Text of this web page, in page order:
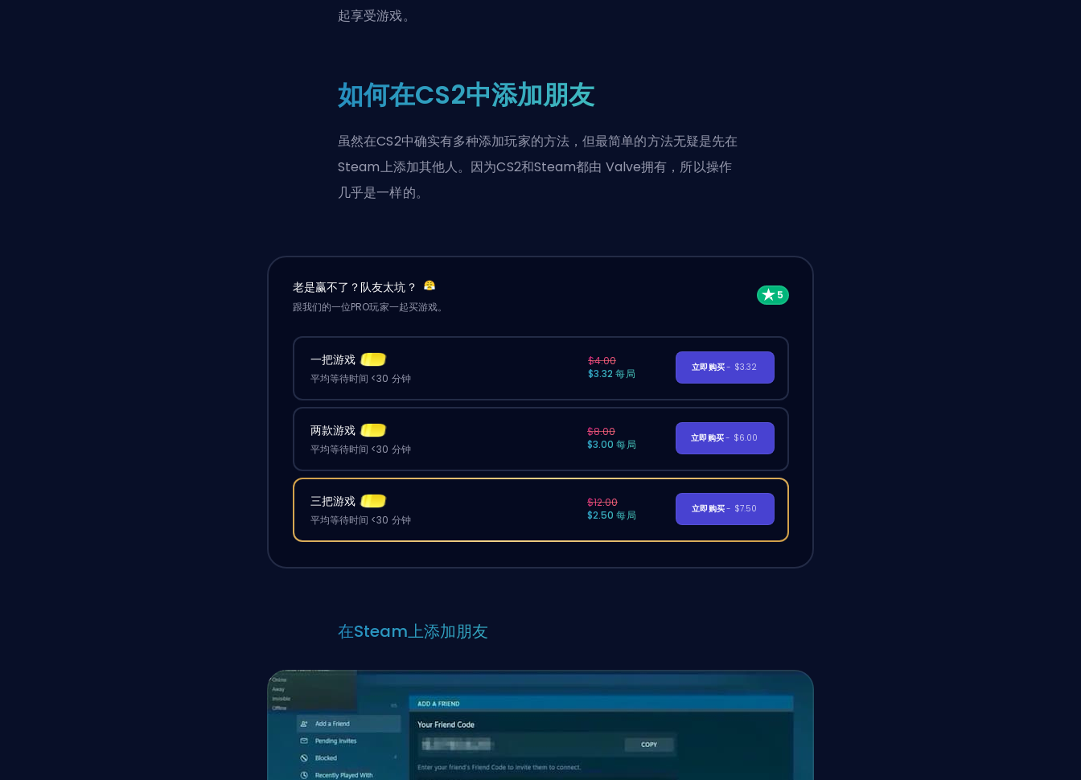
起享受游戏。
如何在CS2中添加朋友
虽然在CS2中确实有多种添加玩家的方法，但最简单的方法无疑是先在
Steam上添加其他人。因为CS2和Steam都由 Valve拥有，所以操作
几乎是一样的。
老是赢不了？队友太坑？
跟我们的一位PRO玩家一起买游戏。
一把游戏
平均等待时间 <30 分钟
$4.00
$3.32 每局
立即购买- $3.32
两款游戏
平均等待时间 <30 分钟
$8.00
$3.00 每局
立即购买- $6.00
三把游戏
平均等待时间 <30 分钟
$12.00
$2.50 每局
立即购买- $7.50
在Steam上添加朋友